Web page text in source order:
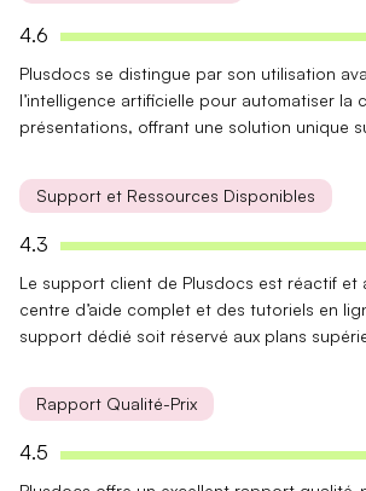
4.6
Plusdocs se distingue par son utilisation
l’intelligence artificielle pour automatiser la
présentations, offrant une solution unique
Support et Ressources Disponibles
4.3
Le support client de Plusdocs est réactif et
centre d’aide complet et destutoriels en
support dédié soit réservé aux plans
Rapport Qualité-Prix
4.5